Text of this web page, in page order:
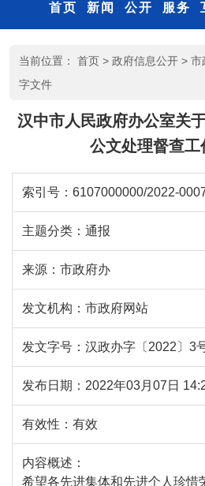
首页 新闻 公开 服务
当前位置： 首页 > 政府信息公开 > 市
字文件
汉中市人民政府办公室关
公文处理督查工
索引号： 6107000000/2022-
主题分类： 通报
来源： 市政府办
发文机构： 市政府网站
发文字号： 汉政办字〔2022〕3
发布日期： 2022年03月07日
有效性： 有效
内容概述：
希望各先进集体和先进个人珍惜